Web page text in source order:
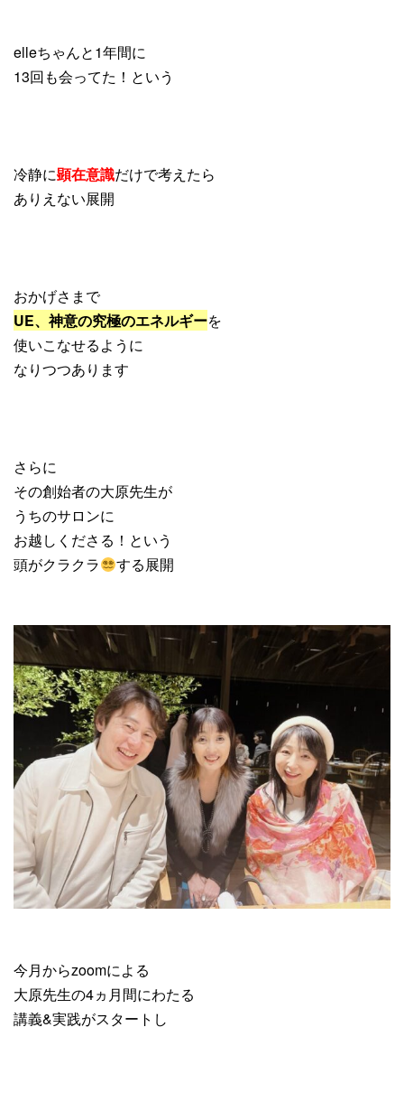
elleちゃんと1年間に
13回も会ってた！という
冷静に顕在意識だけで考えたら
ありえない展開
おかげさまで
UE、神意の究極のエネルギーを
使いこなせるように
なりつつあります
さらに
その創始者の大原先生が
うちのサロンに
お越しくださる！という
頭がクラクラ
する展開
今月からzoomによる
大原先生の4ヵ月間にわたる
講義&実践がスタートし